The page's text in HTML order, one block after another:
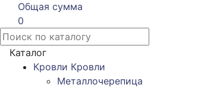
Общая сумма
0
Каталог
Кровли Кровли
Металлочерепица